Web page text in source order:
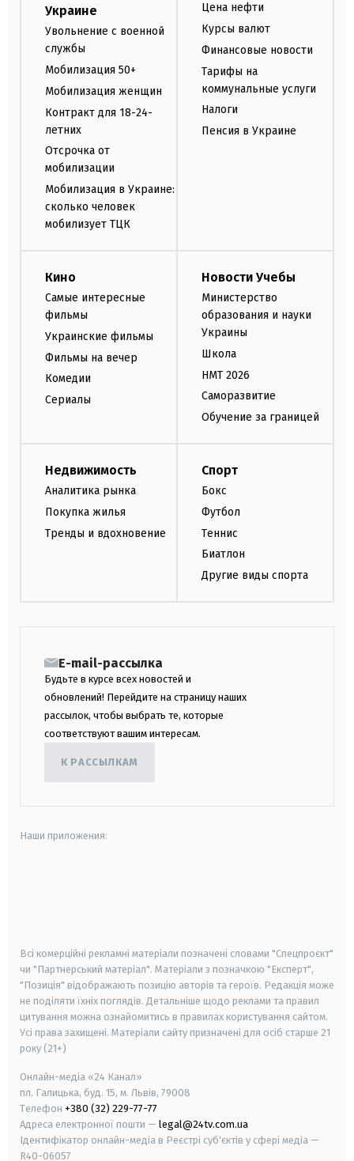
Украине
Увольнение с военной
службы
Мобилизация 50+
Мобилизация женщин
Контракт для 18-24-
летних
Отсрочка от
мобилизации
Мобилизация в Украине:
сколько человек
мобилизует ТЦК
Цена нефти
Курсы валют
Финансовые новости
Тарифы на
коммунальные услуги
Налоги
Пенсия в Украине
Кино
Самые интересные
фильмы
Украинские фильмы
Фильмы на вечер
Комедии
Сериалы
Новости Учебы
Министерство
образования и науки
Украины
Школа
НМТ 2026
Саморазвитие
Обучение за границей
Недвижимость
Аналитика рынка
Покупка жилья
Тренды и вдохновение
Спорт
Бокс
Футбол
Теннис
Биатлон
Другие виды спорта
E-mail-рассылка
Будьте в курсе всех новостей и
обновлений! Перейдите на страницу наших
рассылок, чтобы выбрать те, которые
соответствуют вашим интересам.
К РАССЫЛКАМ
Наши приложения:
Всі комерційні рекламні матеріали позначені словами "Спецпроєкт"
чи "Партнерський матеріал". Матеріали з позначкою "Експерт",
"Позиція" відображають позицію авторів та героїв. Редакція може
не поділяти їхніх поглядів. Детальніше щодо реклами та правил
цитування можна ознайомитись в правилах користування сайтом.
Усі права захищені. Матеріали сайту призначені для осіб старше 21
року (21+)
Онлайн-медіа «24 Канал»
пл. Галицька, буд. 15, м. Львів, 79008
Телефон +380 (32) 229-77-77
Адреса електронної пошти — legal@24tv.com.ua
Ідентифікатор онлайн-медіа в Реєстрі суб'єктів у сфері медіа —
R40-06057